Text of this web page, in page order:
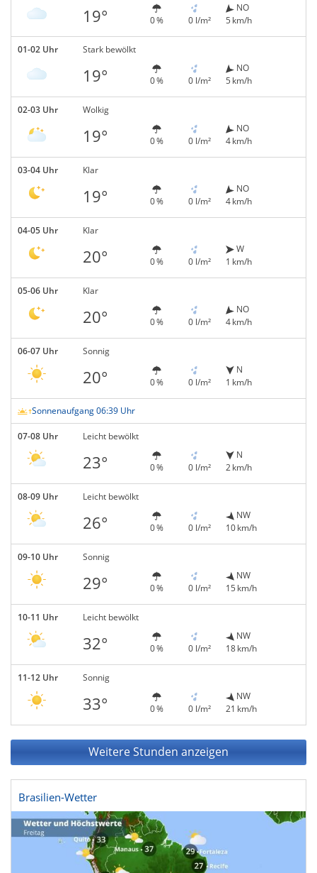
19° 0 % 0 l/m²
NO
5 km/h
01-02 Uhr Stark bewölkt
19° 0 % 0 l/m²
NO
5 km/h
02-03 Uhr Wolkig
19° 0 % 0 l/m²
NO
4 km/h
03-04 Uhr Klar
19° 0 % 0 l/m²
NO
4 km/h
04-05 Uhr Klar
20° 0 % 0 l/m²
W
1 km/h
05-06 Uhr Klar
20° 0 % 0 l/m²
NO
4 km/h
06-07 Uhr Sonnig
20° 0 % 0 l/m²
N
1 km/h
Sonnenaufgang 06:39 Uhr
07-08 Uhr Leicht bewölkt
23° 0 % 0 l/m²
N
2 km/h
08-09 Uhr Leicht bewölkt
26° 0 % 0 l/m²
NW
10 km/h
09-10 Uhr Sonnig
29° 0 % 0 l/m²
NW
15 km/h
10-11 Uhr Leicht bewölkt
32° 0 % 0 l/m²
NW
18 km/h
11-12 Uhr Sonnig
33° 0 % 0 l/m²
NW
21 km/h
Weitere Stunden anzeigen
Brasilien-Wetter